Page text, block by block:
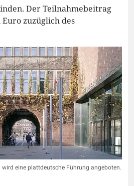
Der Teilnahmebeitrag
zuzüglich des
eine plattdeutsche Führung angeboten.